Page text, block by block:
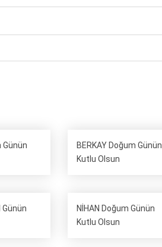
Günün
BERKAY Doğum Günün
Kutlu Olsun
Günün
NİHAN Doğum Günün
Kutlu Olsun